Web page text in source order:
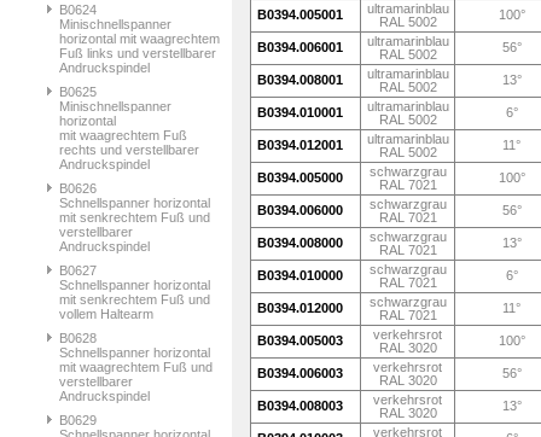
B0624
Minischnellspanner
horizontal mit waagrechtem
Fuß links und verstellbarer
Andruckspindel
B0625
Minischnellspanner
horizontal
mit waagrechtem Fuß
rechts und verstellbarer
Andruckspindel
B0626
Schnellspanner horizontal
mit senkrechtem Fuß und
verstellbarer
Andruckspindel
B0627
Schnellspanner horizontal
mit senkrechtem Fuß und
vollem Haltearm
B0628
Schnellspanner horizontal
mit waagrechtem Fuß und
verstellbarer
Andruckspindel
B0629
B0394.005001
ultramarinblau
RAL 5002
100°
B0394.006001
ultramarinblau
RAL 5002
56°
B0394.008001
ultramarinblau
RAL 5002
13°
B0394.010001
ultramarinblau
RAL 5002
6°
B0394.012001
ultramarinblau
RAL 5002
11°
B0394.005000
schwarzgrau
RAL 7021
100°
B0394.006000
schwarzgrau
RAL 7021
56°
B0394.008000
schwarzgrau
RAL 7021
13°
B0394.010000
schwarzgrau
RAL 7021
6°
B0394.012000
schwarzgrau
RAL 7021
11°
B0394.005003
verkehrsrot
RAL 3020
100°
B0394.006003
verkehrsrot
RAL 3020
56°
B0394.008003
verkehrsrot
RAL 3020
13°
verkehrsrot